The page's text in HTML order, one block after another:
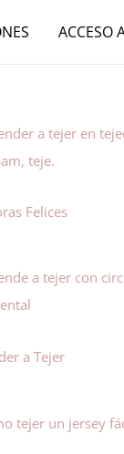
ACCESO
Felices
a Tejer